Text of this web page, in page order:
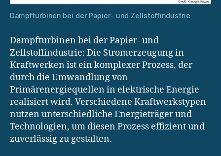
Dampfturbinen bei der Papier- und Zellstoffindustrie
Dampfturbinen bei der Papier- und
Zellstoffindustrie: Die Stromerzeugung in
Kraftwerken ist ein komplexer Prozess, der
durch die Umwandlung von
Primärenergiequellen in elektrische Energie
realisiert wird. Verschiedene Kraftwerkstypen
nutzen unterschiedliche Energieträger und
Technologien, um diesen Prozess effizient und
zuverlässig zu gestalten.